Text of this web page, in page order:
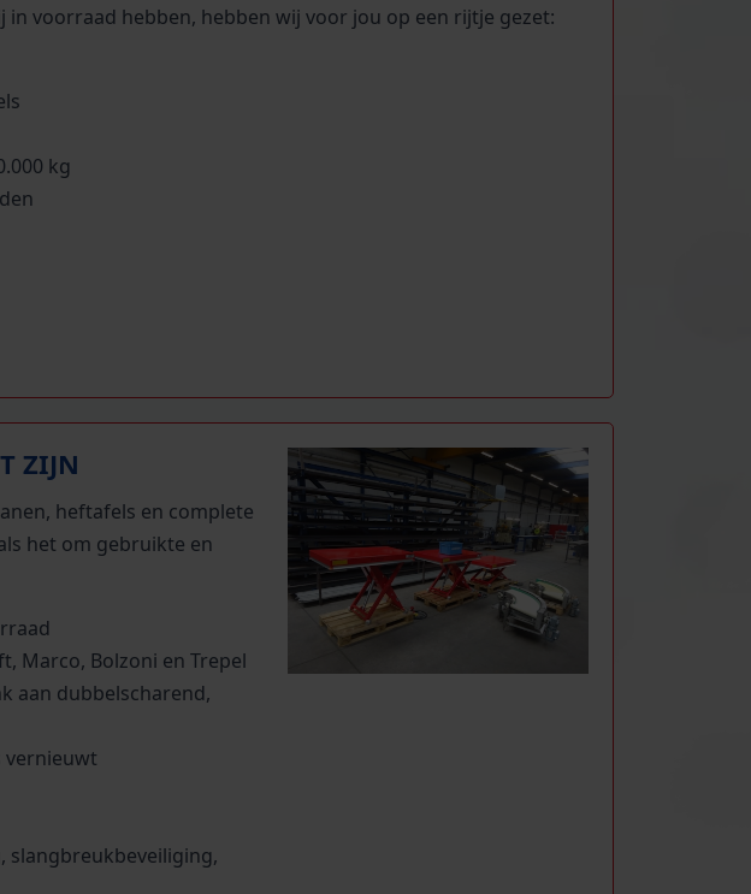
voorraad hebben, hebben wij voor jou op een rijtje gezet:
kg
ZIJN
heftafels en complete
het om gebruikte en
Marco, Bolzoni en Trepel
aan dubbelscharend,
vernieuwt
slangbreukbeveiliging,